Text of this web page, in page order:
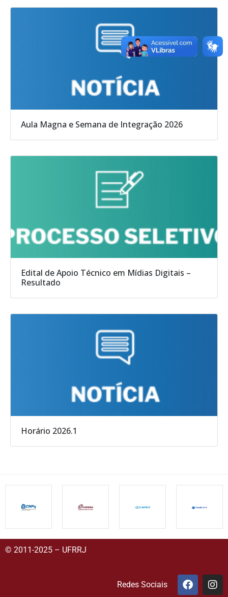
Aula Magna e Semana de Integração 2026
Edital de Apoio Técnico em Mídias Digitais –
Resultado
Horário 2026.1
© 2011-2025 – UFRRJ
Redes Sociais